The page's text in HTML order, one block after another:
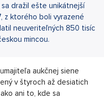
dražil ešte unikátnejší
z ktorého boli vyrazené
neuveriteľných 850 tisíc
mincou.
aukčnej siene
v štyroch až desiatich
ani to, kde sa